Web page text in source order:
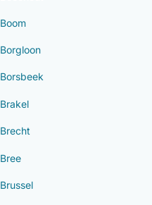
Boom
Borgloon
Borsbeek
Brakel
Brecht
Bree
Brussel